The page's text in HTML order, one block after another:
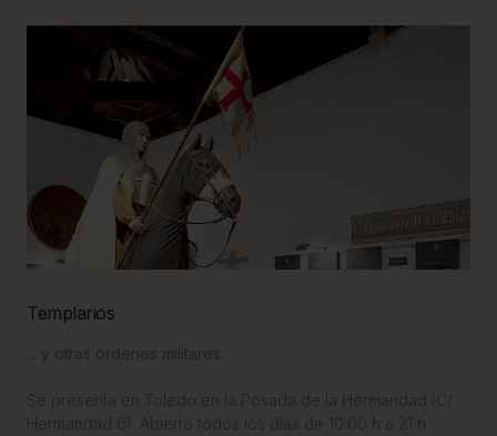
Templarios
... y otras órdenes militares.
Se presenta en Toledo en la Posada de la Hermandad (C/
Hermandad 6). Abierto todos los días de 10:00 h a 21 h.